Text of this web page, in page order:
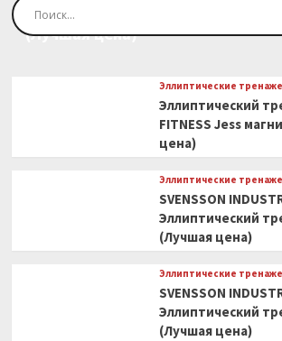
Эллиптический тренажер EVO
(Лучшая цена)
Эллиптические
Эллиптический
FITNESS Jess
цена)
Эллиптические
SVENSSON
Эллиптический
(Лучшая цена)
Эллиптические
SVENSSON
Эллиптический
(Лучшая цена)